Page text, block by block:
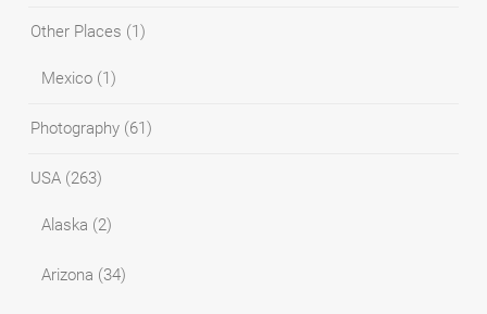
Other Places (1)
Mexico (1)
Photography (61)
USA (263)
Alaska (2)
Arizona (34)